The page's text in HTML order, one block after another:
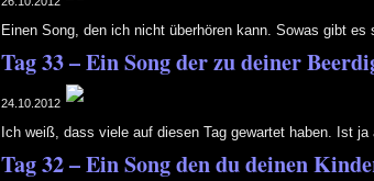
Einen Song, den ich nicht überhören kann. Sowas gibt
Tag 33 – Ein Song der zu deiner
24.10.2012
Ich weiß, dass viele auf diesen Tag gewartet haben. Ist
Tag 32 – Ein Song den du deinen